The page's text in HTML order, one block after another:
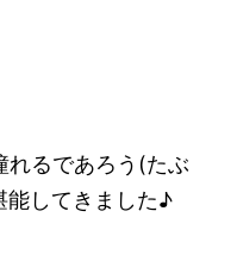
れるであろう(たぶ
能してきました♪